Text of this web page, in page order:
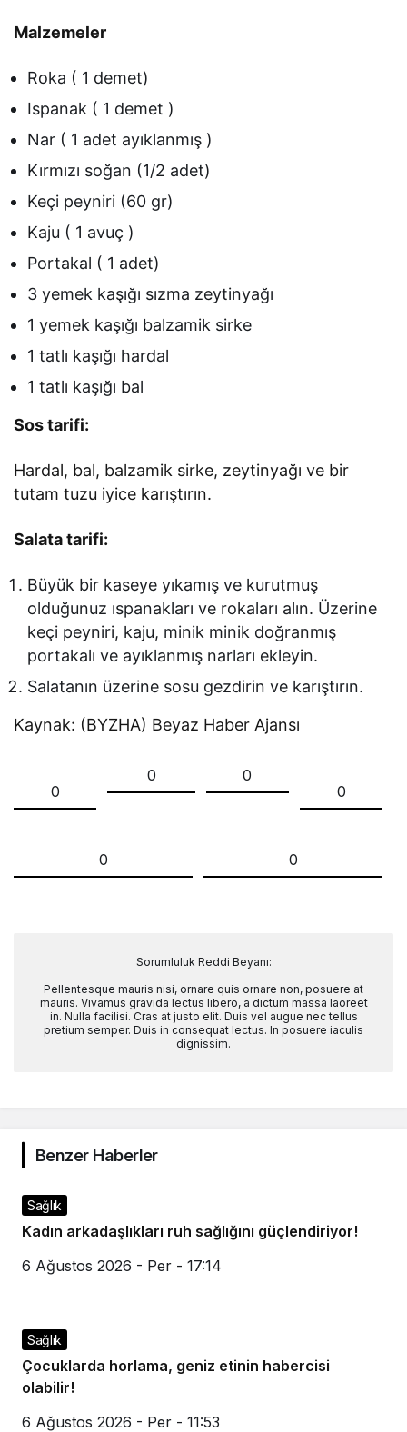
Malzemeler
Roka ( 1 demet)
Ispanak ( 1 demet )
Nar ( 1 adet ayıklanmış )
Kırmızı soğan (1/2 adet)
Keçi peyniri (60 gr)
Kaju ( 1 avuç )
Portakal ( 1 adet)
3 yemek kaşığı sızma zeytinyağı
1 yemek kaşığı balzamik sirke
1 tatlı kaşığı hardal
1 tatlı kaşığı bal
Sos tarifi:
Hardal, bal, balzamik sirke, zeytinyağı ve bir
tutam tuzu iyice karıştırın.
Salata tarifi:
Büyük bir kaseye yıkamış ve kurutmuş
olduğunuz ıspanakları ve rokaları alın. Üzerine
keçi peyniri, kaju, minik minik doğranmış
portakalı ve ayıklanmış narları ekleyin.
Salatanın üzerine sosu gezdirin ve karıştırın.
Kaynak: (BYZHA) Beyaz Haber Ajansı
0
0
0
0
0 0
Sorumluluk Reddi Beyanı:
Pellentesque mauris nisi, ornare quis ornare non, posuere at
mauris. Vivamus gravida lectus libero, a dictum massa laoreet
in. Nulla facilisi. Cras at justo elit. Duis vel augue nec tellus
pretium semper. Duis in consequat lectus. In posuere iaculis
dignissim.
Benzer Haberler
Sağlık
Kadın arkadaşlıkları ruh sağlığını güçlendiriyor!
6 Ağustos 2026 - Per - 17:14
Sağlık
Çocuklarda horlama, geniz etinin habercisi
olabilir!
6 Ağustos 2026 - Per - 11:53